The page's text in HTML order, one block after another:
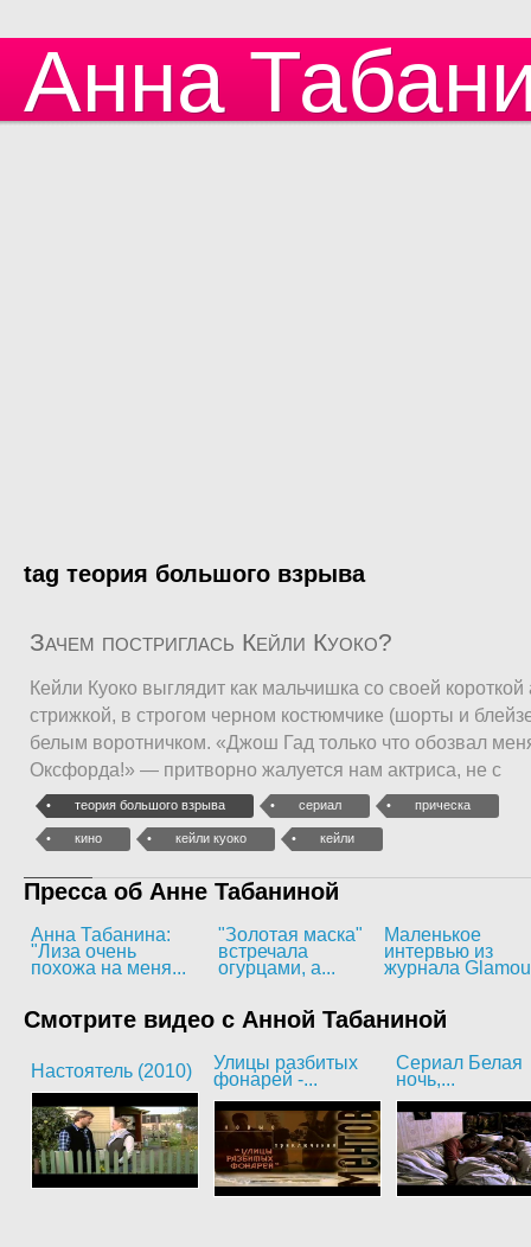
Анна
tag теория большого взрыва
Зачем постриглась Кейли Куоко?
Кейли Куоко выглядит как мальчишка со своей
стрижкой, в строгом черном костюмчике (шорты и
белым воротничком. «Джош Гад только что обозвал
Оксфорда!» — притворно жалуется нам актриса, не с
теория большого взрыва сериал прическа
кино кейли куоко кейли
Пресса об Анне Табаниной
Анна Табанина:
"Лиза очень
похожа на меня...
"Золотая маска"
встречала
огурцами, а...
Маленькое
интервью из
журнала
Смотрите видео с Анной Табаниной
Настоятель (2010)
Улицы разбитых
фонарей -...
Сериал Белая
ночь,...